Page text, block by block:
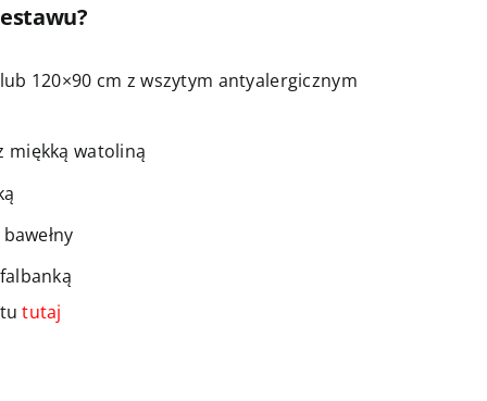
120×90 cm z wszytym antyalergicznym
miękką watoliną
tutaj